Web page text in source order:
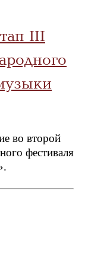
III
во второй
фестиваля